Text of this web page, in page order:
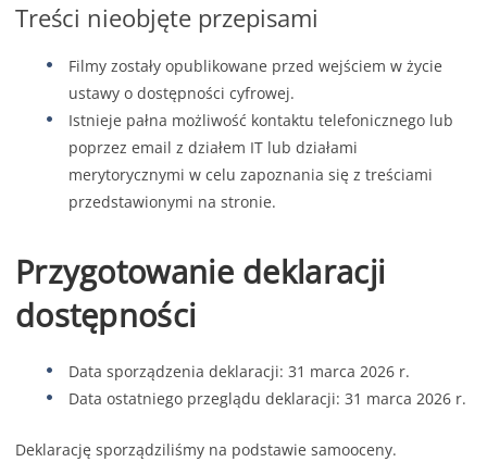
Treści nieobjęte przepisami
Filmy zostały opublikowane przed wejściem w życie
ustawy o dostępności cyfrowej.
Istnieje pałna możliwość kontaktu telefonicznego lub
poprzez email z działem IT lub działami
merytorycznymi w celu zapoznania się z treściami
przedstawionymi na stronie.
Przygotowanie deklaracji
dostępności
Data sporządzenia deklaracji: 31 marca 2026 r.
Data ostatniego przeglądu deklaracji: 31 marca 2026 r.
Deklarację sporządziliśmy na podstawie samooceny.